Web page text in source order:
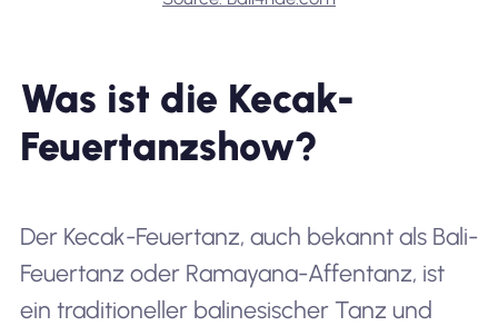
Was ist die Kecak-
Feuertanzshow?
Der Kecak-Feuertanz, auch bekannt als Bali-
Feuertanz oder Ramayana-Affentanz, ist
ein traditioneller balinesischer Tanz und